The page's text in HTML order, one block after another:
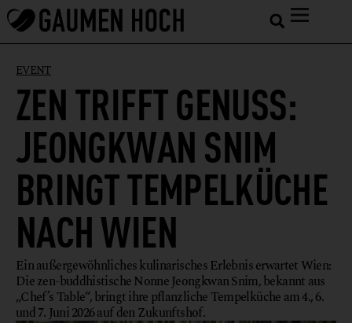
EVENT
ZEN TRIFFT GENUSS:
JEONGKWAN SNIM
BRINGT TEMPELKÜCHE
NACH WIEN
Ein außergewöhnliches kulinarisches Erlebnis erwartet Wien:
Die zen-buddhistische Nonne Jeongkwan Snim, bekannt aus
„Chef’s Table“, bringt ihre pflanzliche Tempelküche am 4., 6.
und 7. Juni 2026 auf den Zukunftshof.